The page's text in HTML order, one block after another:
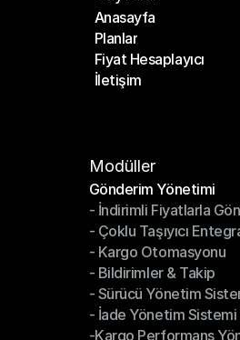
Anasayfa
Anasayfa
Planlar
Planlar
Fiyat Hesaplayıcı
Fiyat Hesaplayıcı
İletişim
Modüller
Gönderim Yönetimi
Gönderim Yönetimi
- İndirimli Fiyatlarla
- İndirimli Fiyatlarla
- Çoklu Taşıyıcı
- Çoklu Taşıyıcı
- Kargo Otomasyonu
- Kargo Otomasyonu
- Bildirimler & Takip
- Bildirimler & Takip
- Sürücü Yönetim
- Sürücü Yönetim
- İade Yönetim Sistemi
- İade Yönetim Sistemi
-Kargo Performans